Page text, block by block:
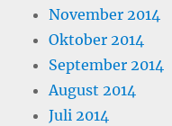
November 2014
Oktober 2014
September 2014
August 2014
Juli 2014